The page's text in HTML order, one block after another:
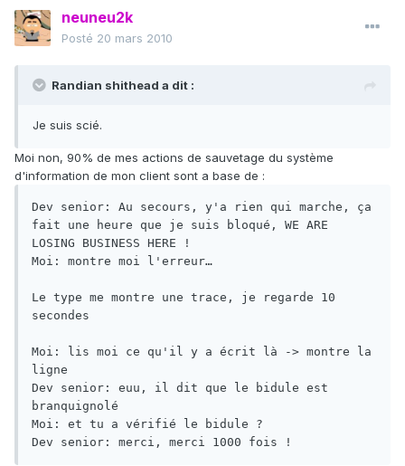
neuneu2k
Posté 20 mars 2010
Randian shithead a dit :
Je suis scié.
Moi non, 90% de mes actions de sauvetage du système
d'information de mon client sont a base de :
Dev senior: Au secours, y'a rien qui marche, ça
fait une heure que je suis bloqué, WE ARE
LOSING BUSINESS HERE !
Moi: montre moi l'erreur…
Le type me montre une trace, je regarde 10
secondes
Moi: lis moi ce qu'il y a écrit là -> montre la
ligne
Dev senior: euu, il dit que le bidule est
branquignolé
Moi: et tu a vérifié le bidule ?
Dev senior: merci, merci 1000 fois !